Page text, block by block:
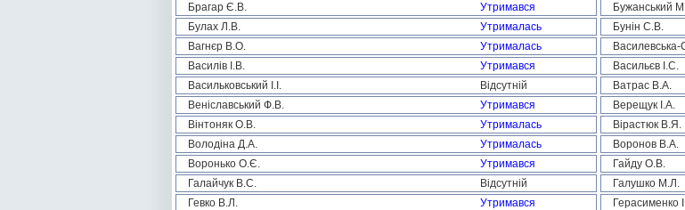
Брагар Є.В.
Утримався Бужанський
Булах Л.В.
Утрималась Бунін С.В.
Вагнєр В.О.
Утрималась
Василів І.В.
Утримався Васильєв І.С.
Васильковський І.І.
Відсутній Ватрас В.А.
Веніславський Ф.В.
Утримався Верещук І.А.
Вінтоняк О.В.
Утрималась Вірастюк В.Я.
Володіна Д.А.
Утрималась Воронов В.А.
Воронько О.Є.
Утримався Гайду О.В.
Галайчук В.С.
Відсутній Галушко М.Л.
Гевко В.Л.
Утримався Герасименко